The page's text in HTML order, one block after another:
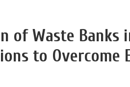
of Waste Banks
to Overcome